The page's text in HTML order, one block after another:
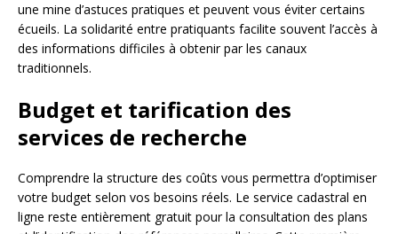
une mine d’astuces pratiques et peuvent vous éviter certains
écueils. La solidarité entre pratiquants facilite souvent l’accès à
des informations difficiles à obtenir par les canaux
traditionnels.
Budget et tarification des
services de recherche
Comprendre la structure des coûts vous permettra d’optimiser
votre budget selon vos besoins réels. Le service cadastral en
ligne reste entièrement gratuit pour la consultation des plans